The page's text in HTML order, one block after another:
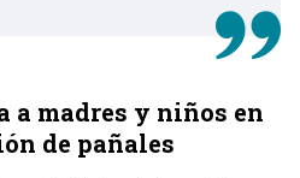
a madres y niños en
de pañales